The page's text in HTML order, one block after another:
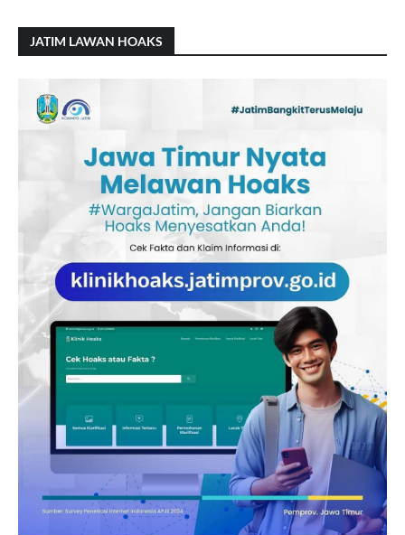
JATIM LAWAN HOAKS